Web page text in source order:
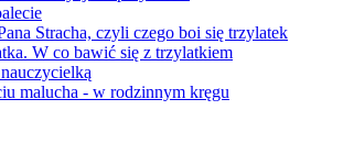
Stracha, czyli czego boi się trzylatek
W co bawić się z trzylatkiem
malucha - w rodzinnym kręgu